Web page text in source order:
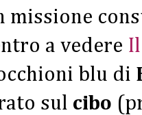
missione
a vedere
blu di
sul cibo